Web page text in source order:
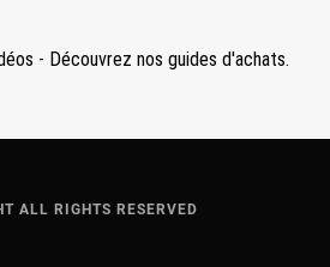
- Découvrez nos guides d'achats.
ALL RIGHTS RESERVED